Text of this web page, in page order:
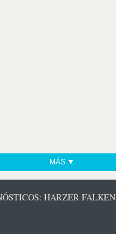
MÁS ▼
HARZER FALKEN